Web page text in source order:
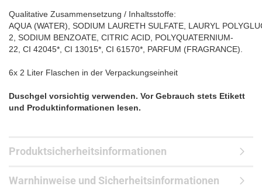
Qualitative Zusammensetzung / Inhaltsstoffe:
AQUA (WATER), SODIUM LAURETH SULFATE, LAURYL
2, SODIUM BENZOATE, CITRIC ACID, POLYQUATERNIUM-
22, CI 42045*, CI 13015*, CI 61570*, PARFUM (FRAGRANCE).
6x 2 Liter Flaschen in der Verpackungseinheit
Duschgel vorsichtig verwenden. Vor Gebrauch stets Etikett
und Produktinformationen lesen.
Produktsicherheitsinformationen
Warnhinweise und Sicherheitsinformationen